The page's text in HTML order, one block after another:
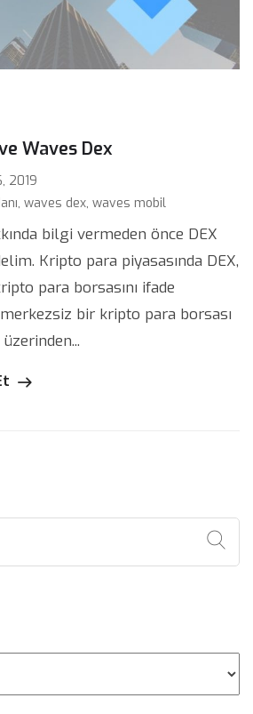
Waves Dex
2019
, waves dex, waves mobil
bilgi vermeden önce DEX
Kripto para piyasasında DEX,
para borsasını ifade
bir kripto para borsası